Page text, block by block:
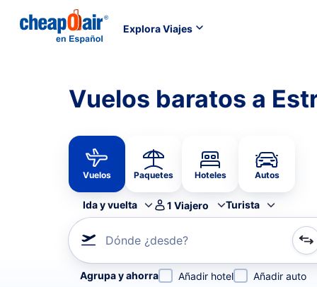
Explora Viajes
Vuelos baratos a
Vuelos Paquetes Hoteles Autos
Ida y vuelta 1 Viajero Turista
Dónde ¿desde?
Refina tu búsqueda por aerolínea, por ciudad o
Agrupa y ahorra Añadir hotel Añadir auto